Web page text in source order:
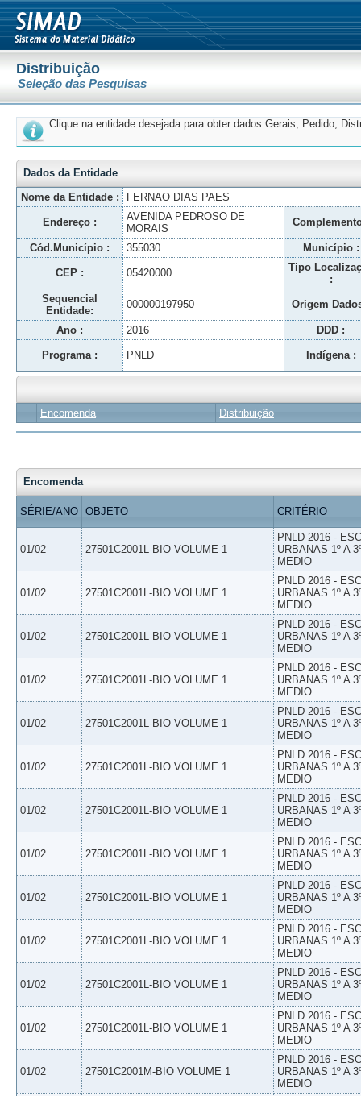
Distribuição
Seleção das Pesquisas
Clique na entidade desejada para obter dados Gerais, Pedido,
Dados da Entidade
Nome da Entidade :
FERNAO DIAS PAES
Endereço :
AVENIDA PEDROSO DE
MORAIS
Cód.Município : 355030 Município :
CEP : 05420000
Tipo
:
Sequencial
Entidade:
000000197950 Origem
Ano : 2016 DDD :
Programa : PNLD Indígena :
Encomenda Distribuição
Encomenda
SÉRIE/ANO OBJETO CRITÉRIO
01/02 27501C2001L-BIO VOLUME 1
PNLD 2016 -
URBANAS 1º A
MEDIO
01/02 27501C2001L-BIO VOLUME 1
PNLD 2016 -
URBANAS 1º A
MEDIO
01/02 27501C2001L-BIO VOLUME 1
PNLD 2016 -
URBANAS 1º A
MEDIO
01/02 27501C2001L-BIO VOLUME 1
PNLD 2016 -
URBANAS 1º A
MEDIO
01/02 27501C2001L-BIO VOLUME 1
PNLD 2016 -
URBANAS 1º A
MEDIO
01/02 27501C2001L-BIO VOLUME 1
PNLD 2016 -
URBANAS 1º A
MEDIO
01/02 27501C2001L-BIO VOLUME 1
PNLD 2016 -
URBANAS 1º A
MEDIO
01/02 27501C2001L-BIO VOLUME 1
PNLD 2016 -
URBANAS 1º A
MEDIO
01/02 27501C2001L-BIO VOLUME 1
PNLD 2016 -
URBANAS 1º A
MEDIO
01/02 27501C2001L-BIO VOLUME 1
PNLD 2016 -
URBANAS 1º A
MEDIO
01/02 27501C2001L-BIO VOLUME 1
PNLD 2016 -
URBANAS 1º A
MEDIO
01/02 27501C2001L-BIO VOLUME 1
PNLD 2016 -
URBANAS 1º A
MEDIO
01/02 27501C2001M-BIO VOLUME 1
PNLD 2016 -
URBANAS 1º A
MEDIO